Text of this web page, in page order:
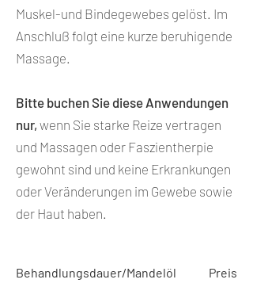
Muskel-und Bindegewebes gelöst. Im
Anschluß folgt eine kurze beruhigende
Massage.
Bitte buchen Sie diese Anwendungen
nur, wenn Sie starke Reize vertragen
und Massagen oder Faszientherpie
gewohnt sind und keine Erkrankungen
oder Veränderungen im Gewebe sowie
der Haut haben.
Behandlungsdauer/Mandelöl Preis